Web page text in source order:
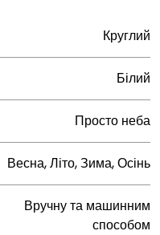
Круглий
Білий
Просто неба
Весна, Літо, Зима, Осінь
Вручну та машинним
способом